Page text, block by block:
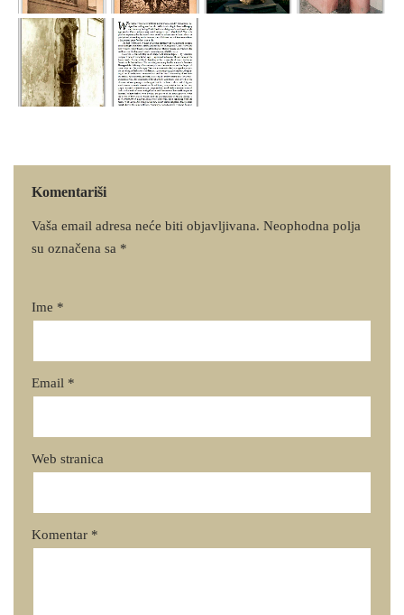
Komentariši
Vaša email adresa neće biti objavljivana. Neophodna polja
su označena sa *
Ime *
Email *
Web stranica
Komentar *